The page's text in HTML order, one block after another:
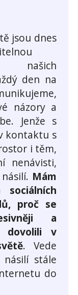
jsou dnes
našich
den na
názory a
Jenže s
kontaktu s
i těm,
nenávisti,
Mám
proč se
a
dovolili v
. Vede
stále
do